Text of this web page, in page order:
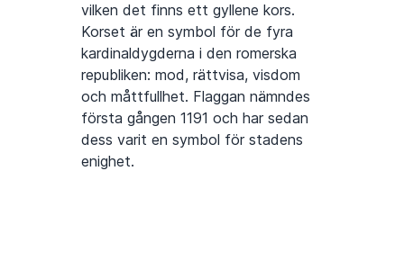
vilken det finns ett gyllene kors.
Korset är en symbol för de fyra
kardinaldygderna i den romerska
republiken: mod, rättvisa, visdom
och måttfullhet. Flaggan nämndes
första gången 1191 och har sedan
dess varit en symbol för stadens
enighet.